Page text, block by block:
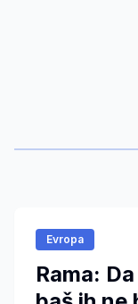
Evropa
Rama: